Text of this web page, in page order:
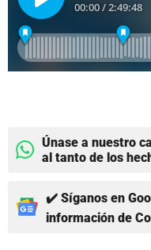
Únase a nuestro
al tanto de los
✔️ Síganos en
información de